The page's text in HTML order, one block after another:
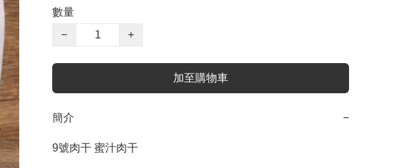
數量
−
+
加至購物車
簡介 −
9號肉干 蜜汁肉干